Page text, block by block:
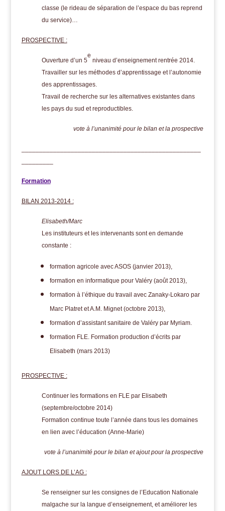
classe (le rideau de séparation de l’espace du bas reprend
du service)…
PROSPECTIVE :
Ouverture d’un 5
e
niveau d’enseignement rentrée 2014.
Travailler sur les méthodes d’apprentissage et l’autonomie
des apprentissages.
Travail de recherche sur les alternatives existantes dans
les pays du sud et reproductibles.
vote à l’unanimité pour le bilan et la prospective
Formation
BILAN 2013-2014 :
Elisabeth/Marc
Les instituteurs et les intervenants sont en demande
constante :
formation agricole avec ASOS (janvier 2013),
formation en informatique pour Valéry (août 2013),
formation à l’éthique du travail avec Zanaky-Lokaro par
Marc Platret et A.M. Mignet (octobre 2013),
formation d’assistant sanitaire de Valéry par Myriam.
formation FLE. Formation production d’écrits par
Elisabeth (mars 2013)
PROSPECTIVE :
Continuer les formations en FLE par Elisabeth
(septembre/octobre 2014)
Formation continue toute l’année dans tous les domaines
en lien avec l’éducation (Anne-Marie)
vote à l’unanimité pour le bilan et ajout pour la prospective
AJOUT LORS DE L’AG :
Se renseigner sur les consignes de l’Education Nationale
malgache sur la langue d’enseignement, et améliorer les